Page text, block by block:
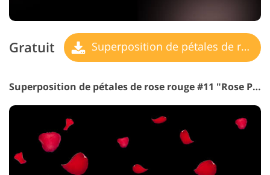
Gratuit Superposition de pétales de rose
Superposition de pétales de rose rouge #11 "Rose Petals"